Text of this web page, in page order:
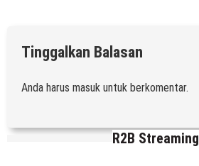
Tinggalkan Balasan
Anda harus masuk untuk berkomentar.
R2B Streaming